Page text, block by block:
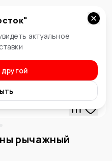
"
актуальное
рычажный